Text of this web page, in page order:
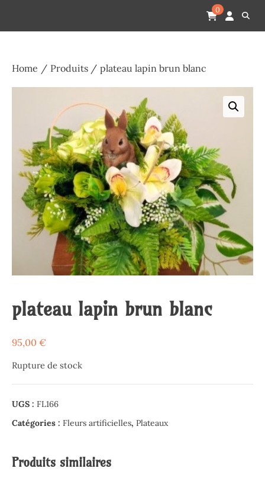
content
Espace Funéraire Michel Gardechaux
0
Home Produits plateau lapin brun blanc
plateau lapin brun blanc
95,00 €
Rupture de stock
UGS : FL166
Catégories : Fleurs artificielles, Plateaux
Produits similaires